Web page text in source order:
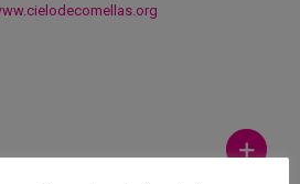
Ver más